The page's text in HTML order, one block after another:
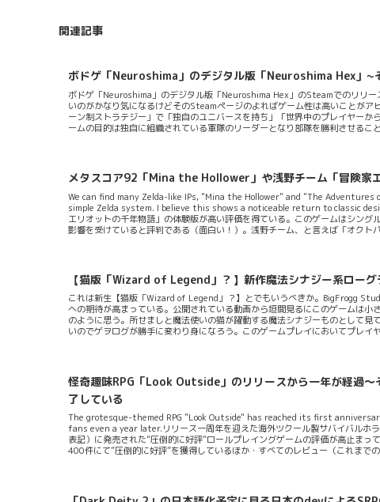
関連記事
ボドゲ「Neuroshima」のデジタル版「Neuroshima Hex」~
ボドゲ「Neuroshima」のデジタル版「Neuroshima Hex」のSteamでのリリ
いのがかなり気になるけどそのSteamページのよればゲーム性は高いことが
ーン制ストラテジー」で「独自のユニバースを持ち」「世界中のプレイヤー
ームの目的は独自に組織されている軍隊のリーダーとなり部隊を勝利させる
メタスコア92「Mina the Hollower」や浅野チーム「冒険家
We can find many Zelda-like IPs, "Mina the Hollower" and "The
simple Zelda system. I believe this shows a noticeable return to classic
エリオットの千年物語」の体験版が高い評価を得ている。このゲームはシン
影響を受けていると評判である（面白い！）。浅野チーム、と言えば「オク
【猫版「Wizard of Legend」？】新作魔法シナジー系ロー
これは新生【猫版「Wizard of Legend」？】とでもいうべきか。BigFrogg
への期待が高まっている。公開されている動画から垣間見るにこのゲームは
のように思う。所せましと魔法使いの猫が躍動する魔法シナジーものとして
いのでゲヲログが勝手に変わり身になろう。このゲームプレイにおいてプレ
怪奇趣味RPG「Look Outside」のリリースから一年が経過
了している
The grotesque-themed RPG "Look Outside" has reached its first
fans even a year later.リリース一周年を迎えた海外ツクール製サバイバル
表記）に発売された”圧倒的に好評”ロールプレイングゲームの評価が高止ま
400件にて”圧倒的に好評”を獲得しているほか・すべてのレビュー（これま